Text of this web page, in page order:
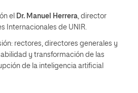
el Dr. Manuel Herrera , director
Internacionales de UNIR.
rectores, directores generales y
y transformación de las
de la inteligencia artificial